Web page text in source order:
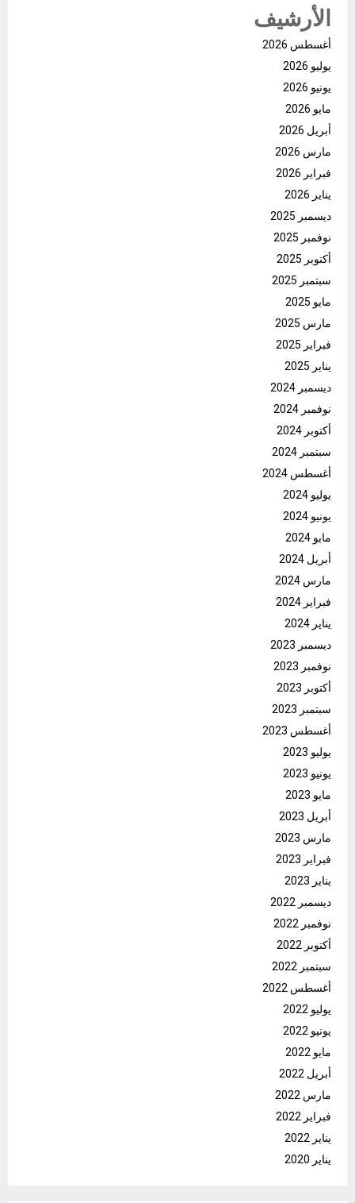
الأرشيف
أغسطس 2026
يوليو 2026
يونيو 2026
مايو 2026
أبريل 2026
مارس 2026
فبراير 2026
يناير 2026
ديسمبر 2025
نوفمبر 2025
أكتوبر 2025
سبتمبر 2025
مايو 2025
مارس 2025
فبراير 2025
يناير 2025
ديسمبر 2024
نوفمبر 2024
أكتوبر 2024
سبتمبر 2024
أغسطس 2024
يوليو 2024
يونيو 2024
مايو 2024
أبريل 2024
مارس 2024
فبراير 2024
يناير 2024
ديسمبر 2023
نوفمبر 2023
أكتوبر 2023
سبتمبر 2023
أغسطس 2023
يوليو 2023
يونيو 2023
مايو 2023
أبريل 2023
مارس 2023
فبراير 2023
يناير 2023
ديسمبر 2022
نوفمبر 2022
أكتوبر 2022
سبتمبر 2022
أغسطس 2022
يوليو 2022
يونيو 2022
مايو 2022
أبريل 2022
مارس 2022
فبراير 2022
يناير 2022
يناير 2020